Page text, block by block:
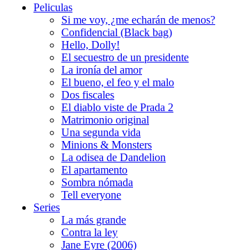
Peliculas
Si me voy, ¿me echarán de menos?
Confidencial (Black bag)
Hello, Dolly!
El secuestro de un presidente
La ironía del amor
El bueno, el feo y el malo
Dos fiscales
El diablo viste de Prada 2
Matrimonio original
Una segunda vida
Minions & Monsters
La odisea de Dandelion
El apartamento
Sombra nómada
Tell everyone
Series
La más grande
Contra la ley
Jane Eyre (2006)